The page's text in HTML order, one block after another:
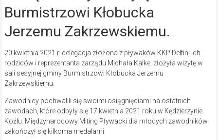
Burmistrzowi Kłobucka
Jerzemu Zakrzewskiemu.
20 kwietnia 2021 r. delegacja złożona z pływaków KKP Delfin, ich
rodziców i reprezentanta zarządu Michała Kalke, złożyła wizytę w
sali sesyjnej gminy Burmistrzowi Kłobucka Jerzemu
Zakrzewskiemu.
Zawodnicy pochwalili się swoimi osiągnięciami na ostatnich
zawodach, które odbyły się 17 kwietnia 2021 roku w Kędzierzynie
Koźlu. Międzynarodowy Miting Pływacki dla młodych zawodników
zakończył się kilkoma medalami.